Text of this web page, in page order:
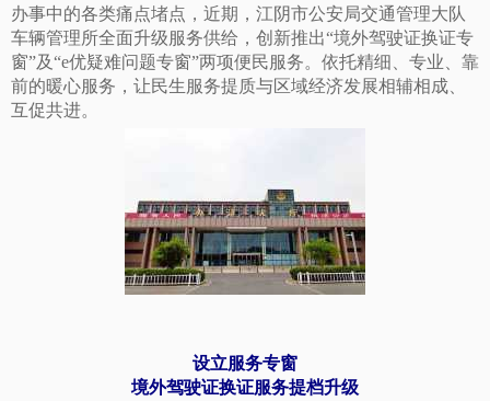
办事中的各类痛点堵点，近期，江阴市公安局交通管理大队
车辆管理所全面升级服务供给，创新推出“境外驾驶证换证专
窗”及“e优疑难问题专窗”两项便民服务。依托精细、专业、靠
前的暖心服务，让民生服务提质与区域经济发展相辅相成、
互促共进。
设立服务专窗
境外驾驶证换证服务提档升级